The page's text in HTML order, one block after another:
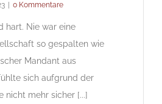
0 Kommentare
hart. Nie war eine
so gespalten wie
Mandant aus
sich aufgrund der
nicht mehr sicher [...]